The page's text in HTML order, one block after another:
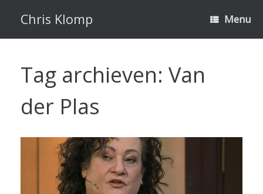
inhoud
Chris Klomp Menu
Tag archieven: Van
der Plas